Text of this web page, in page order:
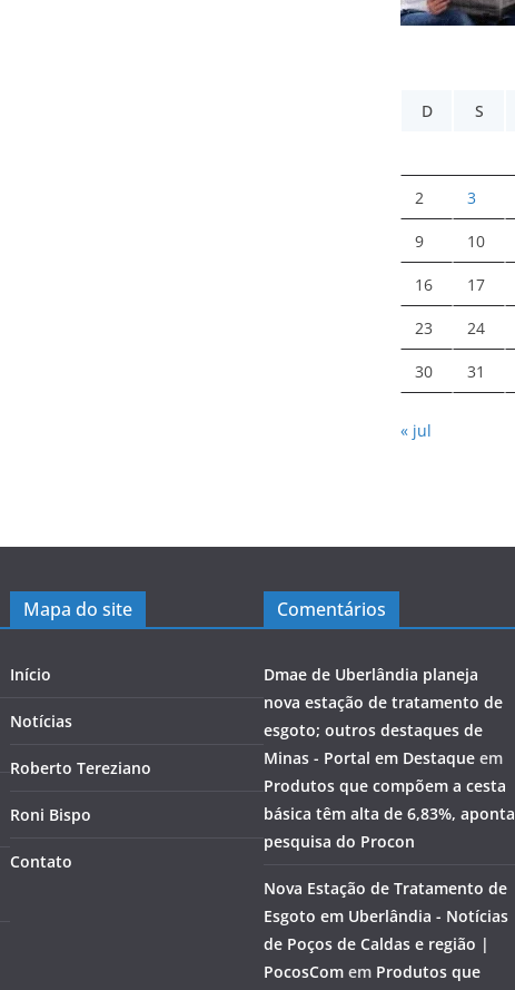
D
S
2 3
9 10
16 17
23 24
30 31
« jul
Mapa do site
Início
Notícias
Roberto Tereziano
Roni Bispo
Contato
Comentários
Dmae de Uberlândia planeja
nova estação de tratamento de
esgoto; outros destaques de
Minas - Portal em Destaque em
Produtos que compõem a cesta
básica têm alta de 6,83%, aponta
pesquisa do Procon
Nova Estação de Tratamento de
Esgoto em Uberlândia - Notícias
de Poços de Caldas e região |
PocosCom em Produtos que